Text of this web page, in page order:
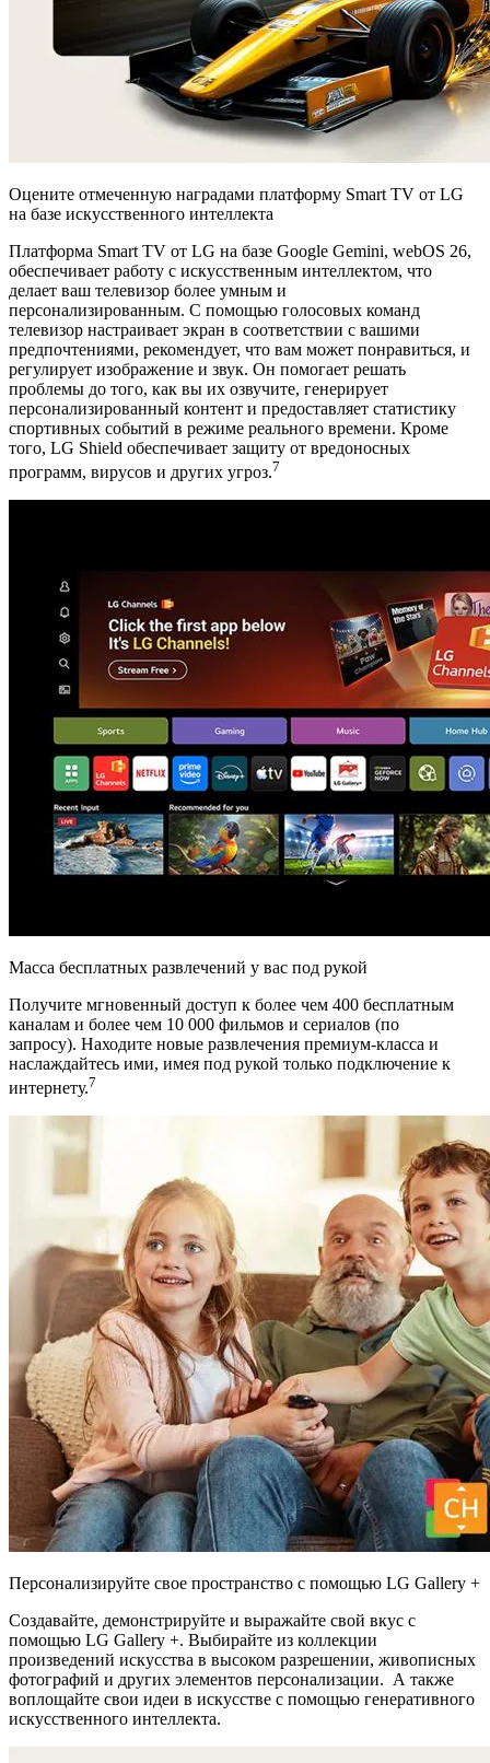
Оцените отмеченную наградами платформу Smart TV от LG
на базе искусственного интеллекта
Платформа Smart TV от LG на базе Google Gemini, webOS 26,
обеспечивает работу с искусственным интеллектом, что
делает ваш телевизор более умным и
персонализированным. С помощью голосовых команд
телевизор настраивает экран в соответствии с вашими
предпочтениями, рекомендует, что вам может понравиться, и
регулирует изображение и звук. Он помогает решать
проблемы до того, как вы их озвучите, генерирует
персонализированный контент и предоставляет статистику
спортивных событий в режиме реального времени. Кроме
того, LG Shield обеспечивает защиту от вредоносных
программ, вирусов и других угроз.7
Масса бесплатных развлечений у вас под рукой
Получите мгновенный доступ к более чем 400 бесплатным
каналам и более чем 10 000 фильмов и сериалов (по
запросу). Находите новые развлечения премиум-класса и
наслаждайтесь ими, имея под рукой только подключение к
интернету.7
Персонализируйте свое пространство с помощью LG Gallery +
Создавайте, демонстрируйте и выражайте свой вкус с
помощью LG Gallery +. Выбирайте из коллекции
произведений искусства в высоком разрешении, живописных
фотографий и других элементов персонализации. А также
воплощайте свои идеи в искусстве с помощью генеративного
искусственного интеллекта.